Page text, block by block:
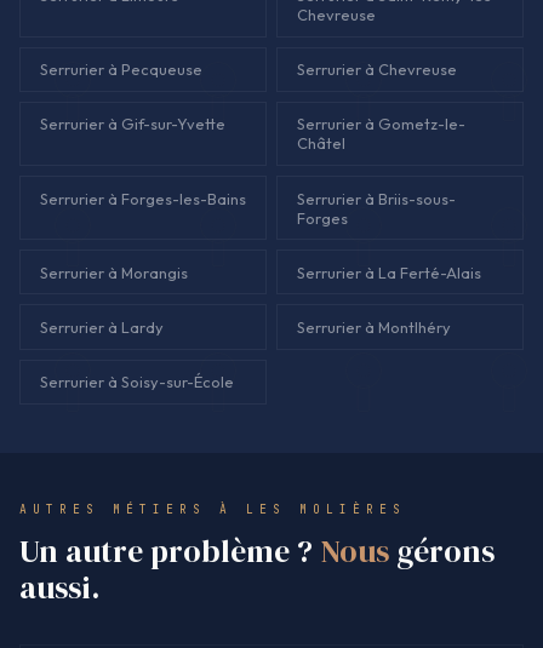
Chevreuse
Serrurier à Pecqueuse Serrurier à Chevreuse
Serrurier à Gif-sur-Yvette
Serrurier à Gometz-le-
Châtel
Serrurier à Forges-les-Bains
Serrurier à Briis-sous-
Forges
Serrurier à Morangis Serrurier à La Ferté-Alais
Serrurier à Lardy Serrurier à Montlhéry
Serrurier à Soisy-sur-École
AUTRES MÉTIERS À LES MOLIÈRES
Un autre problème ? Nous gérons
aussi.